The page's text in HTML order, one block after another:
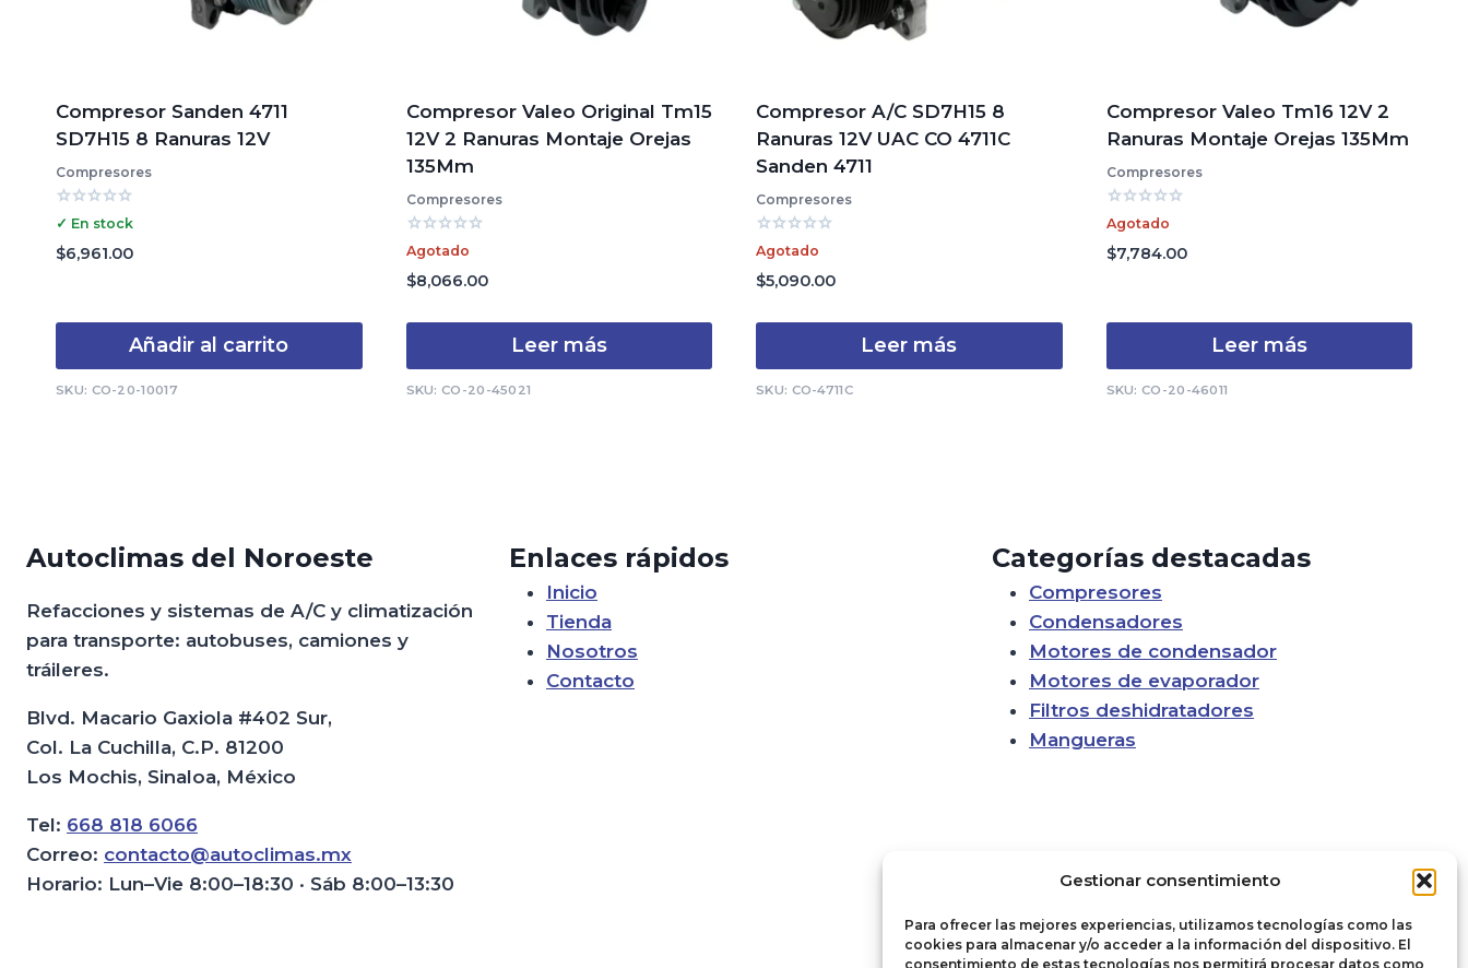
Gestionar consentimiento
Para ofrecer las mejores experiencias, utilizamos tecnologías como las
cookies para almacenar y/o acceder a la información del dispositivo. El
consentimiento de estas tecnologías nos permitirá procesar datos como
Compresor Sanden 4711
SD7H15 8 Ranuras 12V
Compresores
Valorado
0
de
✓ En stock
$6,961.00
Añadir al carrito
SKU: CO-20-10017
Compresor Valeo Original Tm15
12V 2 Ranuras Montaje Orejas
135Mm
Compresores
Valorado
con
0
de
Agotado
$8,066.00
Leer más
SKU: CO-20-45021
Compresor A/C SD7H15 8
Ranuras 12V UAC CO 4711C
Sanden 4711
Compresores
Valorado
con
0
de
Agotado
$5,090.00
Leer más
SKU: CO-4711C
Compresor Valeo Tm16 12V 2
Ranuras Montaje Orejas 135Mm
Compresores
Valorado
con
0
de
Agotado
$7,784.00
Leer más
SKU: CO-20-46011
Autoclimas del Noroeste
Refacciones y sistemas de A/C y climatización
para transporte: autobuses, camiones y
tráileres.
Blvd. Macario Gaxiola #402 Sur,
Col. La Cuchilla, C.P. 81200
Los Mochis, Sinaloa, México
Tel: 668 818 6066
Correo: contacto@autoclimas.mx
Horario: Lun–Vie 8:00–18:30 · Sáb 8:00–13:30
Enlaces rápidos
Inicio
Tienda
Nosotros
Contacto
Categorías destacadas
Compresores
Condensadores
Motores de condensador
Motores de evaporador
Filtros deshidratadores
Mangueras